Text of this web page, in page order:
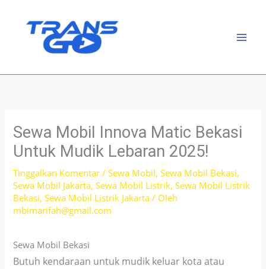
Sewa Mobil Innova Matic Bekasi
Untuk Mudik Lebaran 2025!
Tinggalkan Komentar /Sewa Mobil,Sewa Mobil Bekasi,
Sewa Mobil Jakarta,Sewa Mobil Listrik,Sewa Mobil Listrik
Bekasi,Sewa Mobil Listrik Jakarta / Oleh
mbimarifah@gmail.com
Sewa Mobil Bekasi
Butuh kendaraan untuk mudik keluar kota atau